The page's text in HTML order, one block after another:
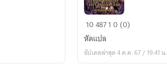
เกิด
ใหม่
เป็น
เท
1048710 (0)
หัดแปล
อัปเดตล่าสุด 4 ต.ค. 67 / 19:41 น.